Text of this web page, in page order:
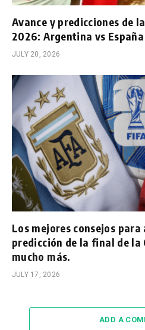
Avance y predicciones de
2026: Argentina vs España
JULY 20, 2026
Los mejores consejos
predicción de la final de la
mucho más.
JULY 17, 2026
ADD A